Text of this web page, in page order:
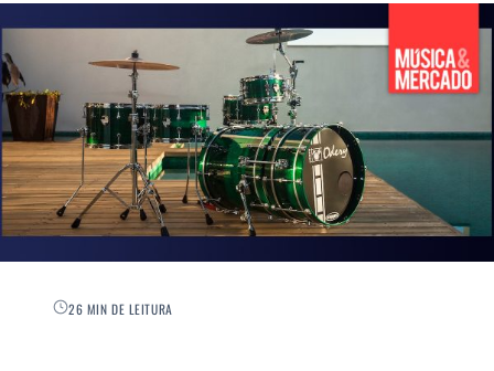
26 MIN DE LEITURA